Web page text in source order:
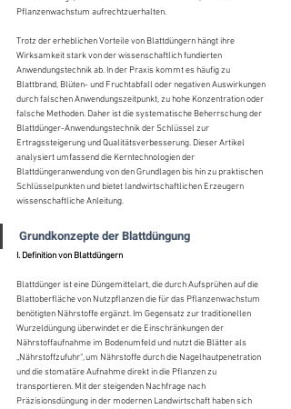
Pflanzenwachstum aufrechtzuerhalten.
Trotz der erheblichen Vorteile von Blattdüngern hängt ihre
Wirksamkeit stark von der wissenschaftlich fundierten
Anwendungstechnik ab. In der Praxis kommt es häufig zu
Blattbrand, Blüten- und Fruchtabfall oder negativen Auswirkungen
durch falschen Anwendungszeitpunkt, zu hohe Konzentration oder
falsche Methoden. Daher ist die systematische Beherrschung der
Blattdünger-Anwendungstechnik der Schlüssel zur
Ertragssteigerung und Qualitätsverbesserung. Dieser Artikel
analysiert umfassend die Kerntechnologien der
Blattdüngeranwendung von den Grundlagen bis hin zu praktischen
Schlüsselpunkten und bietet landwirtschaftlichen Erzeugern
wissenschaftliche Anleitung.
Grundkonzepte der Blattdüngung
I. Definition von Blattdüngern
Blattdünger ist eine Düngemittelart, die durch Aufsprühen auf die
Blattoberfläche von Nutzpflanzen die für das Pflanzenwachstum
benötigten Nährstoffe ergänzt. Im Gegensatz zur traditionellen
Wurzeldüngung überwindet er die Einschränkungen der
Nährstoffaufnahme im Bodenumfeld und nutzt die Blätter als
„Nährstoffzufuhr“, um Nährstoffe durch die Nagelhautpenetration
und die stomatäre Aufnahme direkt in die Pflanzen zu
transportieren. Mit der steigenden Nachfrage nach
Präzisionsdüngung in der modernen Landwirtschaft haben sich